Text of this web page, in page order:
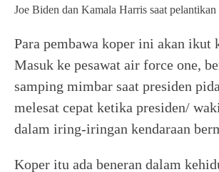
Joe Biden dan Kamala Harris saat pelantikan
Para pembawa koper ini akan ikut
Masuk ke pesawat air force one,
samping mimbar saat presiden
melesat cepat ketika presiden/
dalam iring-iringan kendaraan
Koper itu ada beneran dalam